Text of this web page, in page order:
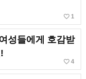
favorite_border 1
성들에게 호감받
favorite_border 4